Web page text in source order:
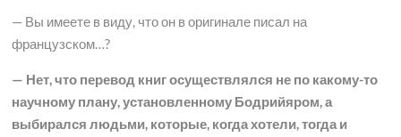
— Вы имеете в виду, что он в оригинале писал на
французском…?
— Нет, что перевод книг осуществлялся не по какому-то
научному плану, установленному Бодрийяром, а
выбирался людьми, которые, когда хотели, тогда и